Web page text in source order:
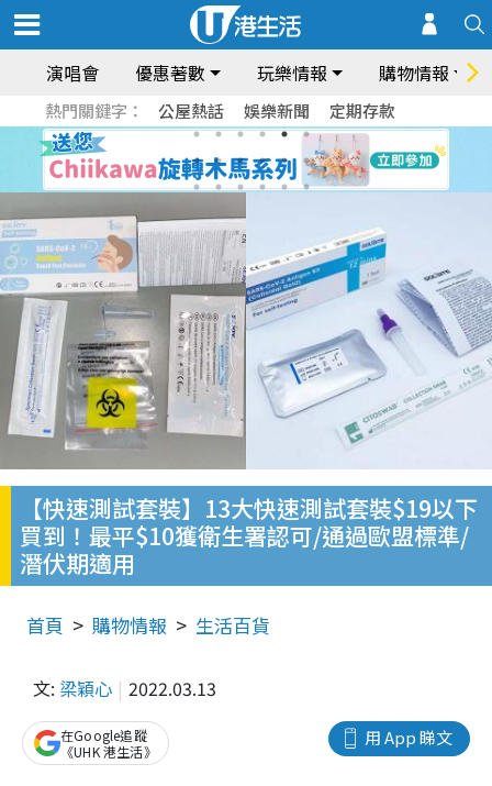
演唱會 優惠著數 玩樂情報 購物情報
熱門關鍵字： 公屋熱話 娛樂新聞 定期存款
【快速測試套裝】13大快速測試套裝$19以下
買到！最平$10獲衛生署認可/通過歐盟標準/
潛伏期適用
首頁 購物情報 生活百貨
文: 梁穎心 2022.03.13
用 App 睇文
在Google追蹤
《UHK 港生活》